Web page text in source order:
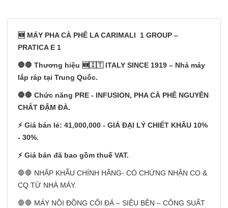
🆕 MÁY PHA CÀ PHÊ LA CARIMALI 1 GROUP –
PRATICA E 1
🛑🛑 Thương hiệu 🆕🇮🇹 ITALY SINCE 1919 – Nhá máy
lắp ráp tại Trung Quốc.
🛑🛑 Chức năng PRE - INFUSION, PHA CÀ PHÊ NGUYÊN
CHẤT ĐẬM ĐÀ.
⚡️ Giá bán lẻ: 41,000,000 - GIÁ ĐẠI LÝ CHIẾT KHÂU 10%
- 30%.
⚡️ Giá bán đã bao gồm thuế VAT.
🛑🛑 NHẬP KHẪU CHÍNH HÃNG- CÓ CHỨNG NHẬN CO &
CQ TỪ NHÀ MÁY.
🛑🛑 MÁY NỒI ĐỒNG CỐI ĐÁ – SIÊU BỀN – CÔNG SUẤT